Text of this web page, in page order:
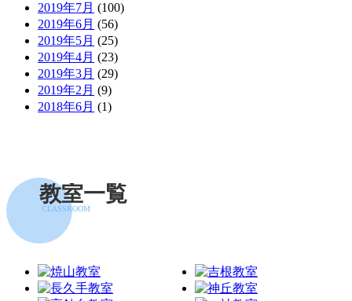
2019年7月 (100)
2019年6月 (56)
2019年5月 (25)
2019年4月 (23)
2019年3月 (29)
2019年2月 (9)
2018年6月 (1)
教室一覧
CLASSROOM